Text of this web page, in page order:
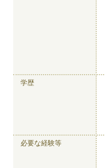
学歴
必要な経験等